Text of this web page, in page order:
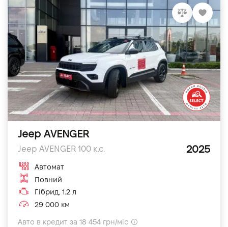
Jeep AVENGER
Jeep AVENGER 100 к.с. 2025
Автомат
Повний
Гібрид, 1.2 л
29 000 км
Авто в кредит за 18 454 грн/міс